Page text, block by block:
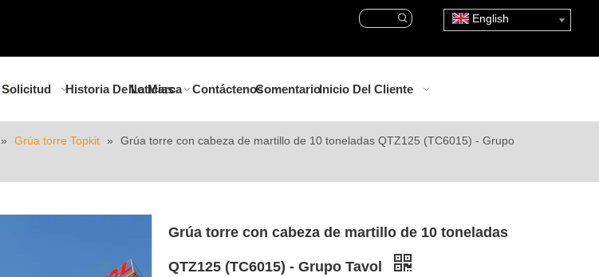
English
Solicitud Historia De La Marca
Noticias ContáctenosComentarioInicio Del Cliente
» Grúa torre Topkit »
Grúa torre con cabeza de martillo de 10 toneladas QTZ125 (TC6015) - Grupo
Grúa torre con cabeza de martillo de 10 toneladas
QTZ125 (TC6015) - Grupo Tavol